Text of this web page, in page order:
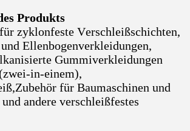
Produkts
zyklonfeste Verschleißschichten,
Ellenbogenverkleidungen,
Gummiverkleidungen
in-einem),
für Baumaschinen und
andere verschleißfestes